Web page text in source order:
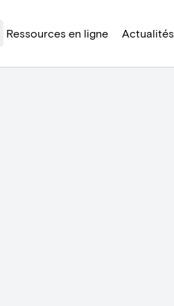
Ressources en ligne Actualités